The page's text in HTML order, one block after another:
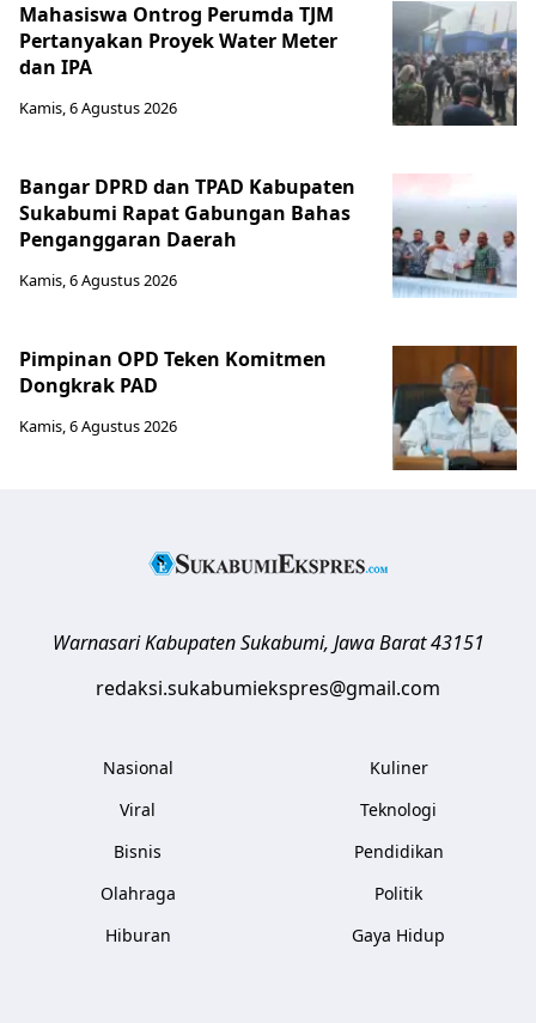
Mahasiswa Ontrog Perumda TJM
Pertanyakan Proyek Water Meter
dan IPA
Kamis, 6 Agustus 2026
Bangar DPRD dan TPAD Kabupaten
Sukabumi Rapat Gabungan Bahas
Penganggaran Daerah
Kamis, 6 Agustus 2026
Pimpinan OPD Teken Komitmen
Dongkrak PAD
Kamis, 6 Agustus 2026
Warnasari Kabupaten Sukabumi, Jawa Barat 43151
redaksi.sukabumiekspres@gmail.com
Nasional
Viral
Bisnis
Olahraga
Hiburan
Kuliner
Teknologi
Pendidikan
Politik
Gaya Hidup